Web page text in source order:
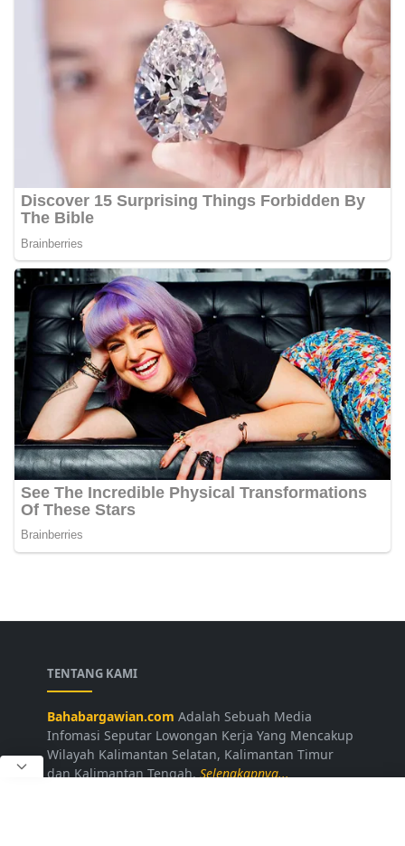
TENTANG KAMI
Bahabargawian.com Adalah Sebuah Media
Infomasi Seputar Lowongan Kerja Yang Mencakup
Wilayah Kalimantan Selatan, Kalimantan Timur
dan Kalimantan Tengah.Selengkapnya...